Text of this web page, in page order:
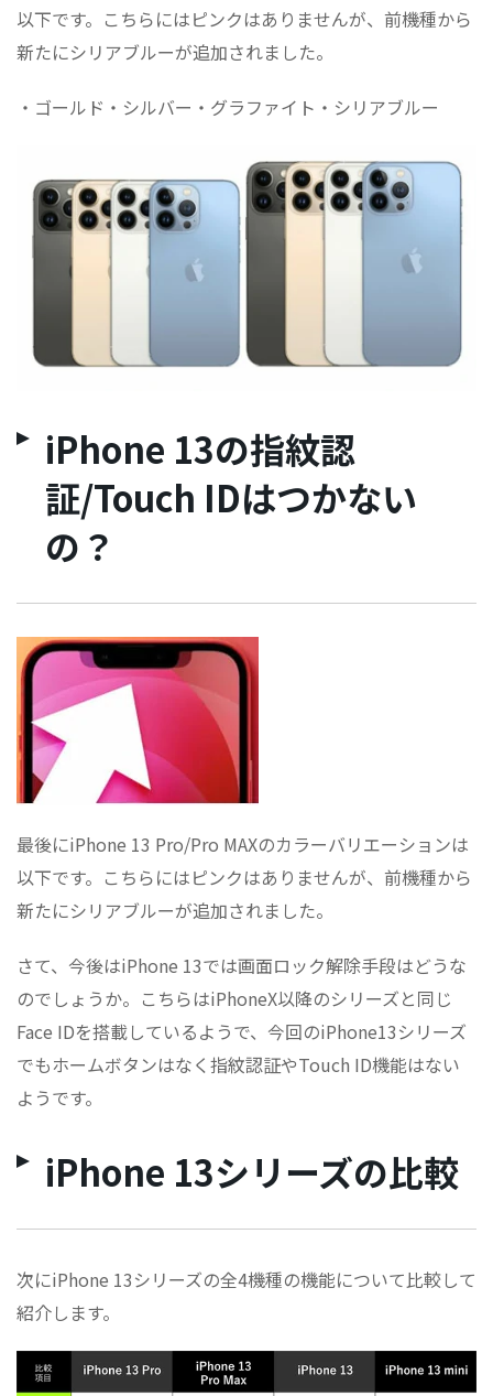
以下です。こちらにはピンクはありませんが、前機種から
新たにシリアブルーが追加されました。
・ゴールド・シルバー・グラファイト・シリアブルー
iPhone 13の指紋認
証/Touch IDはつかない
の？
最後にiPhone 13 Pro/Pro MAXのカラーバリエーションは
以下です。こちらにはピンクはありませんが、前機種から
新たにシリアブルーが追加されました。
さて、今後はiPhone 13では画面ロック解除手段はどうな
のでしょうか。こちらはiPhoneX以降のシリーズと同じ
Face IDを搭載しているようで、今回のiPhone13シリーズ
でもホームボタンはなく指紋認証やTouch ID機能はない
ようです。
iPhone 13シリーズの比較
次にiPhone 13シリーズの全4機種の機能について比較して
紹介します。